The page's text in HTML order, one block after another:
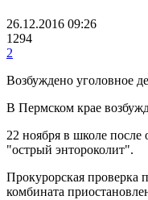
26.12.2016 09:26
1294
2
Возбуждено уголовное
В Пермском крае
22 ноября в школе
"острый энтороколит".
Прокурорская проверка
комбината